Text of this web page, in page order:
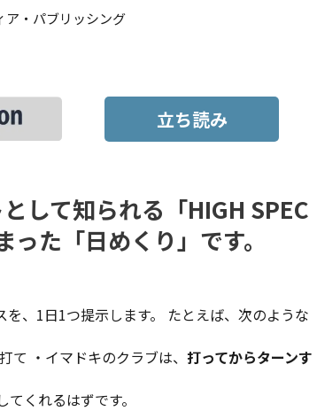
ア・パブリッシング
立ち読み
して知られる「HIGH SPEC
た「日めくり」です。
、1日1つ提示します。 たとえば、次のような
打て ・イマドキのクラブは、 打ってからターンす
くれるはずです。